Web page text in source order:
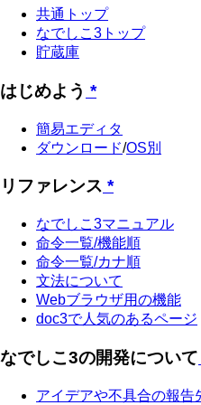
共通トップ
なでしこ3トップ
貯蔵庫
はじめよう *
簡易エディタ
ダウンロード/OS別
リファレンス *
なでしこ3マニュアル
命令一覧/機能順
命令一覧/カナ順
文法について
Webブラウザ用の機能
doc3で人気のあるページ
なでしこ3の開発について
アイデアや不具合の報告